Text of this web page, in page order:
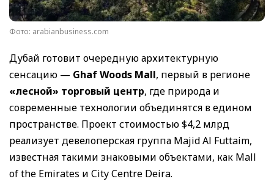
Фото: arabianbusiness.com
Дубай готовит очередную архитектурную
сенсацию — Ghaf Woods Mall, первый в регионе
«лесной» торговый центр, где природа и
современные технологии объединятся в едином
пространстве. Проект стоимостью $4,2 млрд
реализует девелоперская группа Majid Al Futtaim,
известная такими знаковыми объектами, как Mall
of the Emirates и City Centre Deira.